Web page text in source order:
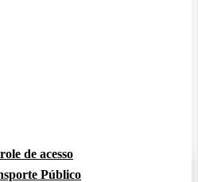
de acesso
Público